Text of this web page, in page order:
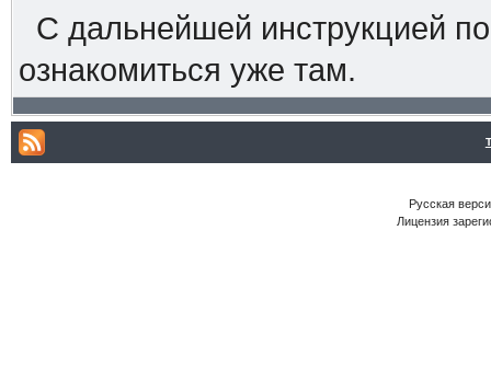
С дальнейшей инструкцией
ознакомиться уже там.
Русская
Лицензия